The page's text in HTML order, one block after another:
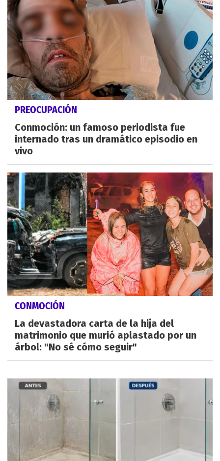
PREOCUPACIÓN
Conmoción: un famoso periodista fue
internado tras un dramático episodio en
vivo
CONMOCIÓN
La devastadora carta de la hija del
matrimonio que murió aplastado por un
árbol: "No sé cómo seguir"